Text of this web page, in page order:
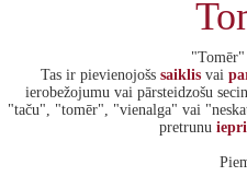
"Tomēr"
Tas ir pievienojošs saiklis vai
ierobežojumu vai pārsteidzošu
"taču", "tomēr", "vienalga" vai
pretrunu